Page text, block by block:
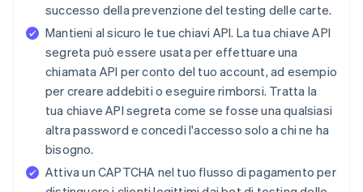
successo della prevenzione del testing delle carte.
Mantieni al sicuro le tue chiavi API. La tua chiave API
segreta può essere usata per effettuare una
chiamata API per conto del tuo account, ad esempio
per creare addebiti o eseguire rimborsi. Tratta la
tua chiave API segreta come se fosse una qualsiasi
altra password e concedi l'accesso solo a chi ne ha
bisogno.
Attiva un CAPTCHA nel tuo flusso di pagamento per